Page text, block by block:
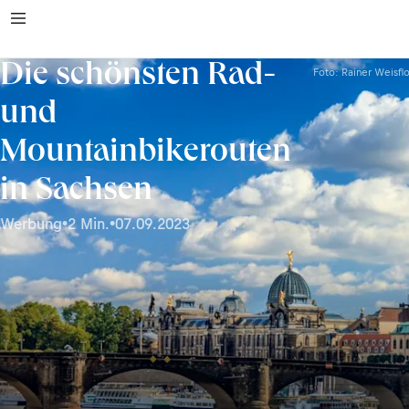
Die schönsten Rad-
und
Mountainbikerouten
in Sachsen
Werbung•2 Min.•07.09.2023
Foto: Rainer